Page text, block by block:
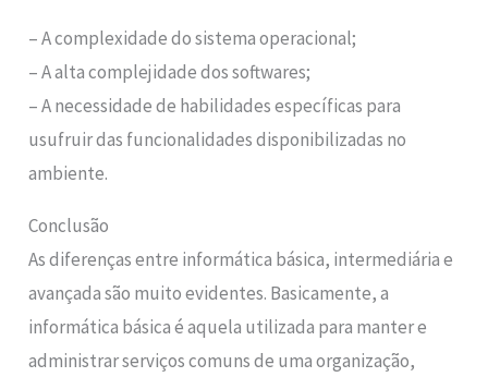
– A complexidade do sistema operacional;
– A alta complejidade dos softwares;
– A necessidade de habilidades específicas para
usufruir das funcionalidades disponibilizadas no
ambiente.
Conclusão
As diferenças entre informática básica, intermediária e
avançada são muito evidentes. Basicamente, a
informática básica é aquela utilizada para manter e
administrar serviços comuns de uma organização,